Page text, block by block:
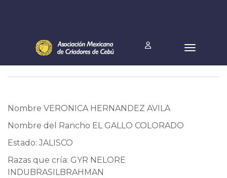
Nombre VERONICA HERNANDEZ AVILA
Nombre del Rancho EL GALLO COLORADO
Estado: JALISCO
Razas que cría: GYR NELORE
INDUBRASILBRAHMAN